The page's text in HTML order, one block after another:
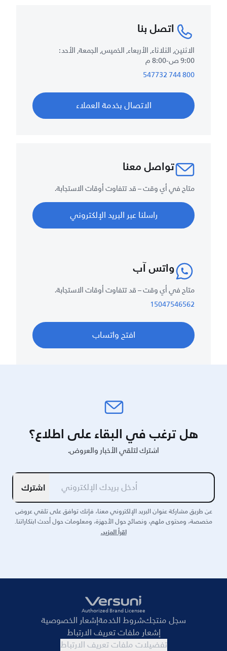
اتصل بنا
الاثنين, الثلاثاء, الأربعاء, الخميس, الجمعة, الأحد :
9:00 ص-8:00 م
800 744 547732
الاتصال بخدمة العملاء
تواصل معنا
متاح في أي وقت – قد تتفاوت أوقات الاستجابة.
راسلنا عبر البريد الإلكتروني
واتس آب
متاح في أي وقت – قد تتفاوت أوقات الاستجابة.
15047546562
افتح واتساب
هل ترغب في البقاء على اطلاع؟
اشترك لتلقي الأخبار والعروض.
اشترك
عن طريق مشاركة عنوان البريد الإلكتروني معنا، فإنك توافق على تلقي عروض
مخصصة، ومحتوى ملهم، ونصائح حول الأجهزة، ومعلومات حول أحدث ابتكاراتنا.
اقرأ المزيد.
Authorized Brand Licensee
سجل منتجكشروط الخدمةإشعار الخصوصية
إشعار ملفات تعريف الارتباط
تفضيلات ملفات تعريف الارتباط